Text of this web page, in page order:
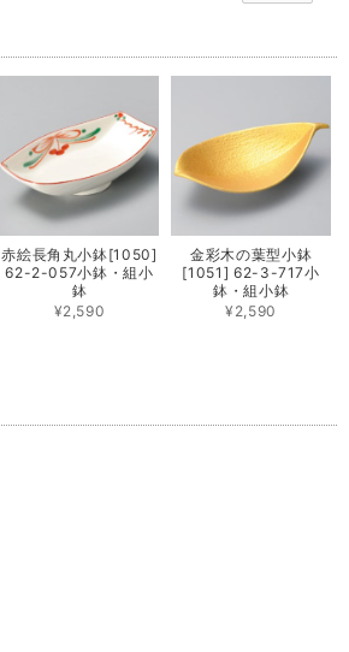
赤絵長角丸小鉢[1050]
62-2-057小鉢・組小
鉢
¥2,590
金彩木の葉型小鉢
[1051] 62-3-717小
鉢・組小鉢
¥2,590